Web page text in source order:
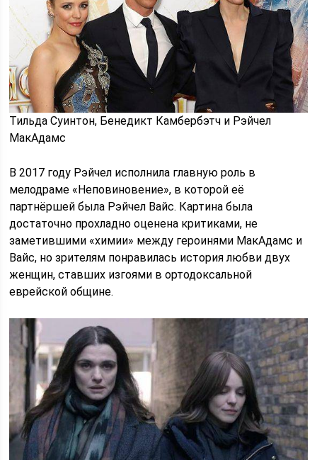
Тильда Суинтон, Бенедикт Камбербэтч и Рэйчел
МакАдамс
В 2017 году Рэйчел исполнила главную роль в
мелодраме «Неповиновение», в которой её
партнёршей была Рэйчел Вайс. Картина была
достаточно прохладно оценена критиками, не
заметившими «химии» между героинями МакАдамс и
Вайс, но зрителям понравилась история любви двух
женщин, ставших изгоями в ортодоксальной
еврейской общине.